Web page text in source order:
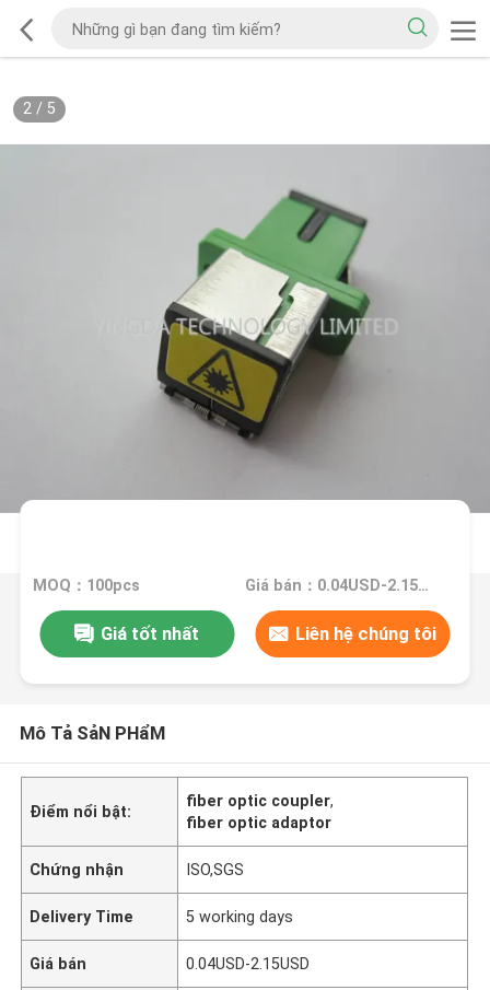
2/ 5
MOQ：100pcs Giá bán：0.04USD-2.15USD
Giá tốt nhất Liên hệ chúng tôi
Mô Tả SảN PHẩM
Điểm nổi bật:
fiber optic coupler,
fiber optic adaptor
Chứng nhận ISO,SGS
Delivery Time 5 working days
Giá bán 0.04USD-2.15USD